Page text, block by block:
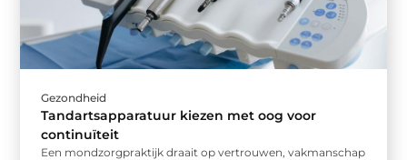
Gezondheid
Tandartsapparatuur kiezen met oog voor
continuïteit
Een mondzorgpraktijk draait op vertrouwen, vakmanschap